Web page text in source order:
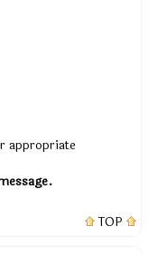
appropriate
TOP